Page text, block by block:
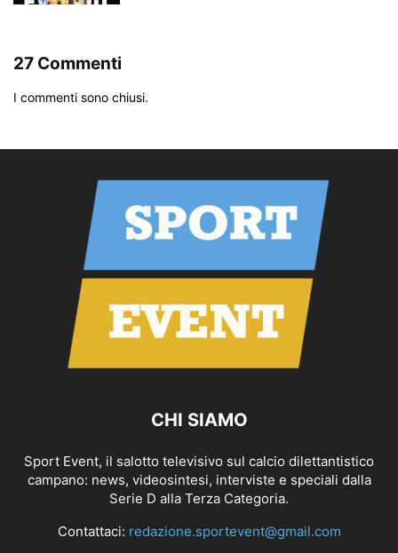
27 Commenti
I commenti sono chiusi.
CHI SIAMO
Sport Event, il salotto televisivo sul calcio dilettantistico
campano: news, videosintesi, interviste e speciali dalla
Serie D alla Terza Categoria.
Contattaci: redazione.sportevent@gmail.com